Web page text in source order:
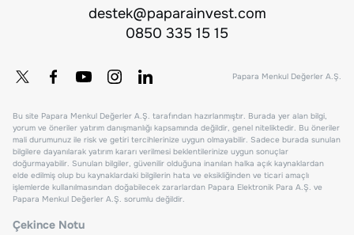
destek@paparainvest.com
0850 335 15 15
Papara Menkul Değerler A.Ş.
Bu site Papara Menkul Değerler A.Ş. tarafından hazırlanmıştır. Burada yer alan bilgi,
yorum ve öneriler yatırım danışmanlığı kapsamında değildir, genel niteliktedir. Bu öneriler
mali durumunuz ile risk ve getiri tercihlerinize uygun olmayabilir. Sadece burada sunulan
bilgilere dayanılarak yatırım kararı verilmesi beklentilerinize uygun sonuçlar
doğurmayabilir. Sunulan bilgiler, güvenilir olduğuna inanılan halka açık kaynaklardan
elde edilmiş olup bu kaynaklardaki bilgilerin hata ve eksikliğinden ve ticari amaçlı
işlemlerde kullanılmasından doğabilecek zararlardan Papara Elektronik Para A.Ş. ve
Papara Menkul Değerler A.Ş. sorumlu değildir.
Çekince Notu